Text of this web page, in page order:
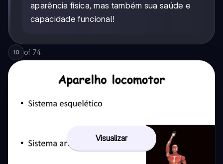
aparência física, mas também sua saúde e
capacidade funcional!
10 of 74
Visualizar